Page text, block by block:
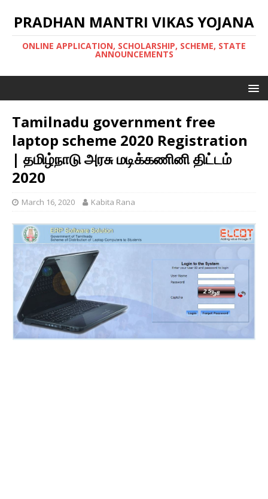
PRADHAN MANTRI VIKAS YOJANA
ONLINE APPLICATION, SCHOLARSHIP, SCHEME, STATE
ANNOUNCEMENTS
Tamilnadu government free
laptop scheme 2020 Registration
| தமிழ்நாடு அரசு மடிக்கணினி திட்டம்
2020
March 16, 2020 Kabita Rana